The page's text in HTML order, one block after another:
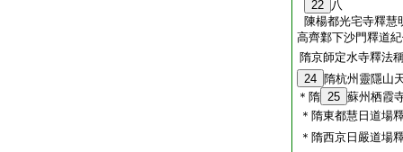
22 八
陳楊都光宅寺釋慧
高齊鄴下沙門釋道
隋京師定水寺釋法
24 隋杭州靈隱山
＊隋 25 蘇州栖霞
＊隋東都慧日道場
＊隋西京日嚴道場